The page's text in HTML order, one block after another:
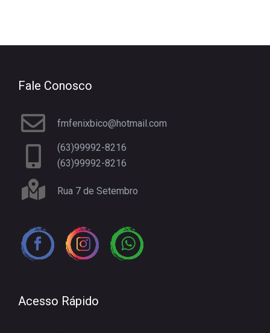
Fale Conosco
fmfenixbico@hotmail.com
(63)99992-8216
(63)99992-8216
Rua 7 de Setembro
Acesso Rápido